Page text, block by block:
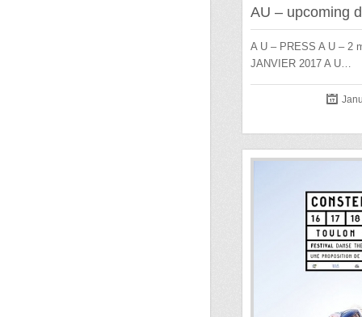
AU – upcoming
A U – PRESS A U – 2
JANVIER 2017 A U…